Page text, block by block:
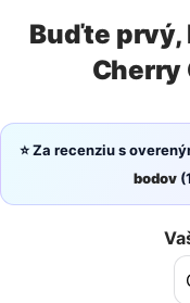
Buďte prvý,
Cherry
⭐ Za recenziu s
bodov